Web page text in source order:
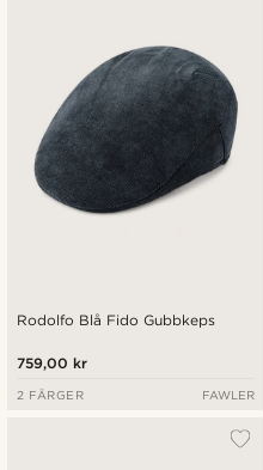
Rodolfo Blå Fido Gubbkeps
759,00 kr
2 FÄRGER FAWLER